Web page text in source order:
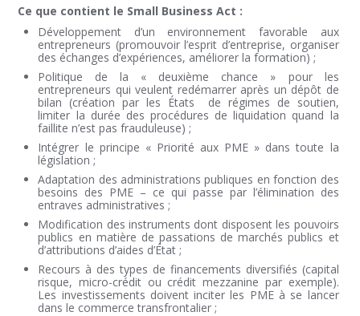
Ce que contient le Small Business Act :
Développement d’un environnement favorable aux
entrepreneurs (promouvoir l’esprit d’entreprise, organiser
des échanges d’expériences, améliorer la formation) ;
Politique de la « deuxième chance » pour les
entrepreneurs qui veulent redémarrer après un dépôt de
bilan (création par les États de régimes de soutien,
limiter la durée des procédures de liquidation quand la
faillite n’est pas frauduleuse) ;
Intégrer le principe « Priorité aux PME » dans toute la
législation ;
Adaptation des administrations publiques en fonction des
besoins des PME – ce qui passe par l’élimination des
entraves administratives ;
Modification des instruments dont disposent les pouvoirs
publics en matière de passations de marchés publics et
d’attributions d’aides d’État ;
Recours à des types de financements diversifiés (capital
risque, micro-crédit ou crédit mezzanine par exemple).
Les investissements doivent inciter les PME à se lancer
dans le commerce transfrontalier ;